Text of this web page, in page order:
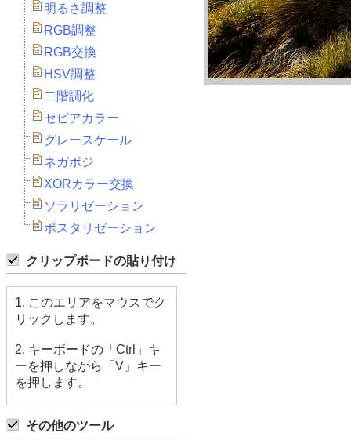
明るさ調整
RGB調整
RGB交換
HSV調整
二階調化
セピアカラー
グレースケール
ネガポジ
XORカラー交換
ソラリゼーション
ポスタリゼーション
クリップボードの貼り付け
1. このエリアをマウスでク
リックします。
2. キーボードの「Ctrl」キ
ーを押しながら「V」キー
を押します。
その他のツール